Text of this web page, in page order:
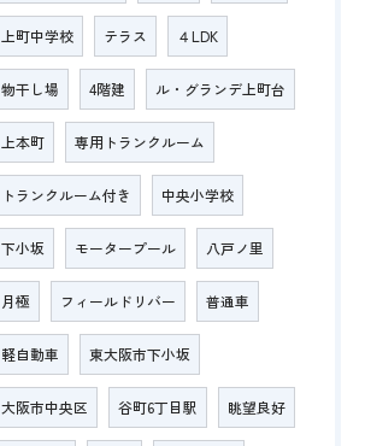
上町中学校 テラス ４LDK
物干し場 4階建 ル・グランデ上町台
上本町 専用トランクルーム
トランクルーム付き 中央小学校
下小坂 モータープール 八戸ノ里
月極 フィールドリバー 普通車
軽自動車 東大阪市下小坂
大阪市中央区 谷町6丁目駅 眺望良好